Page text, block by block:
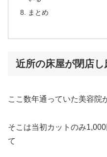
まとめ
近所の床屋が閉店し
ここ数年通っていた美容院
そこは当初カットのみ
て